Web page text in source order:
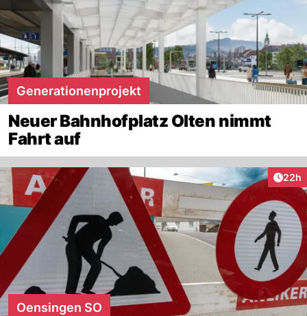
Generationenprojekt
Neuer Bahnhofplatz Olten nimmt
Fahrt auf
22h
Oensingen SO